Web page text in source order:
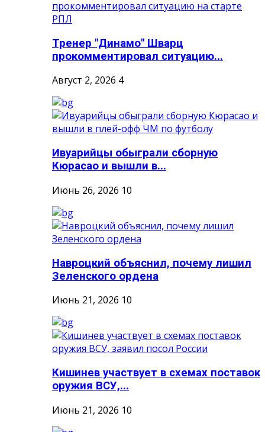
Тренер "Динамо" Шварц
прокомментировал ситуацию...
Август 2, 2026 4
Ивуарийцы обыграли сборную
Кюрасао и вышли в...
Июнь 26, 2026 10
Навроцкий объяснил, почему лишил
Зеленского ордена
Июнь 21, 2026 10
Кишинев участвует в схемах поставок
оружия ВСУ,...
Июнь 21, 2026 10